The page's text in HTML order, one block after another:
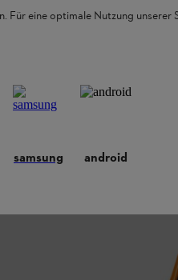
gamma di codici,
regole.
Für eine optimale Nutzung unserer
samsung android